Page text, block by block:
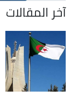
آخر المقالات